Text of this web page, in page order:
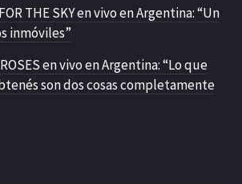
THE SKY en vivo en Argentina: “Un
inmóviles”
en vivo en Argentina: “Lo que
son dos cosas completamente